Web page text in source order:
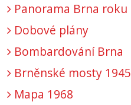
Panorama Brna roku
Dobové plány
Bombardování Brna
Brněnské mosty 1945
Mapa 1968